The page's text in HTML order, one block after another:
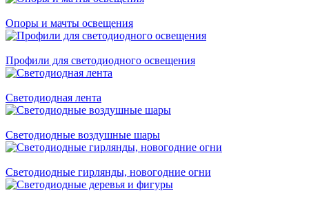
Опоры и мачты освещения
Профили для светодиодного освещения
Светодиодная лента
Светодиодные воздушные шары
Светодиодные гирлянды, новогодние огни